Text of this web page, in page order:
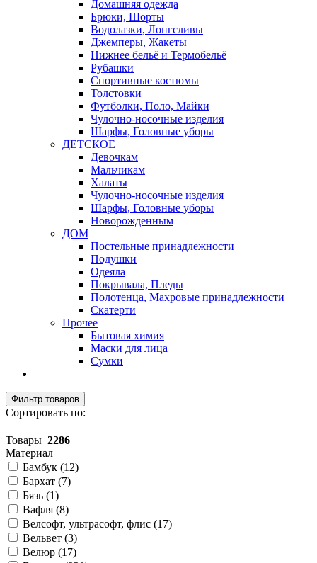
Домашняя одежда
Брюки, Шорты
Водолазки, Лонгсливы
Джемперы, Жакеты
Нижнее бельё и Термобельё
Рубашки
Спортивные костюмы
Толстовки
Футболки, Поло, Майки
Чулочно-носочные изделия
Шарфы, Головные уборы
ДЕТСКОЕ
Девочкам
Мальчикам
Халаты
Чулочно-носочные изделия
Шарфы, Головные уборы
Новорожденным
ДОМ
Постельные принадлежности
Подушки
Одеяла
Покрывала, Пледы
Полотенца, Махровые принадлежности
Скатерти
Прочее
Бытовая химия
Маски для лица
Сумки
Фильтр товаров
Сортировать по:
Товары 2286
Материал
Бамбук (12)
Бархат (7)
Бязь (1)
Вафля (8)
Велсофт, ультрасофт, флис (17)
Вельвет (3)
Велюр (17)